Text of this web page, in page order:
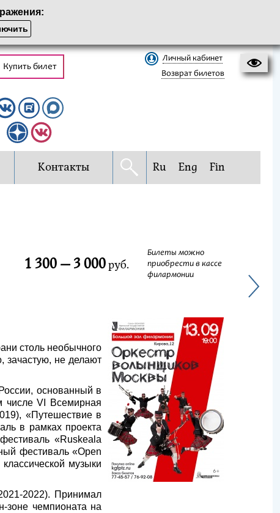
Купить билет
Личный кабинет
Возврат билетов
Контакты Ru Eng Fin
1 300 — 3 000руб.
Билеты можно
приобрести в кассе
филармонии
столь необычного
зачастую, не делают
основанный в
числе VI Всемирная
«Путешествие в
в рамках проекта
«Ruskeala
фестиваль «Open
музыки
2022). Принимал
зоне чемпионата на